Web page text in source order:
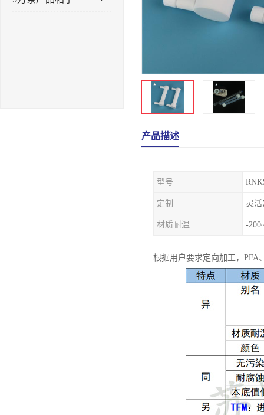
产品描述
型号
定制 灵
材质耐温 -
根据用户要求定向加工，PFA